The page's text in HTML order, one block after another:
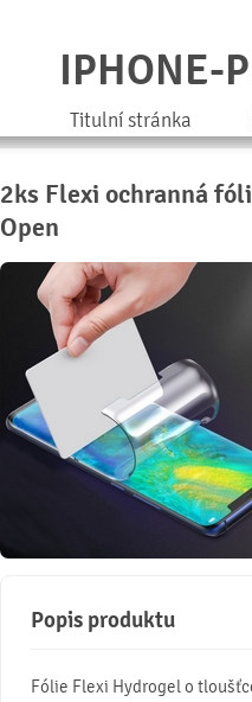
IPHONE-
Titulní stránka
2ks Flexi ochranná
Open
Popis produktu
Fólie Flexi Hydrogel o